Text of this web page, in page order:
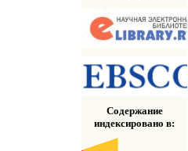
Содержание
индексировано в: